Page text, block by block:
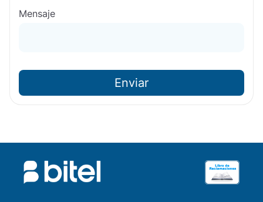
Mensaje
Enviar